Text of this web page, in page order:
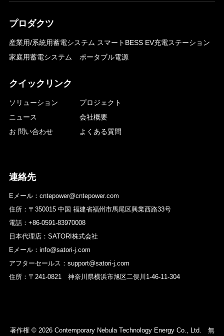
プロダクツ
産業用/系統用蓄電システム スマートBESS EV充電ステーション
家庭用蓄電システム
ポータブル電源
クイックリンク
ソリューション
プロジェクト
ニュース
会社概要
お 問い合わせ
よくある質問
連絡先
Eメール：cntepower@cntepower.com
住所：〒350015 中国 福建省福州市馬尾区興業西路33号
電話：+86-0591-83970008
日本代理店：SATORI株式会社
Eメール：info@satori-j.com
アフターセールス：support@satori-j.com
住所：〒241-0821 神奈川県横浜市旭区二俣川1-46-11-304
著作権 © 2026 Contemporary Nebula Technology Energy Co., Ltd. 無